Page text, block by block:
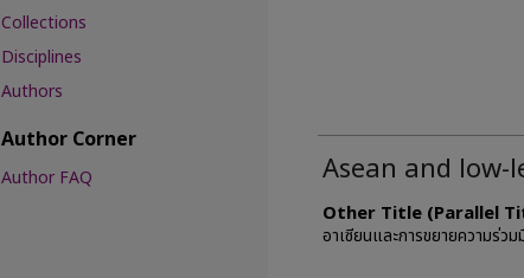
Asean and low-
Other Title (Parallel
อาเซียนและการขยายความร่ว
Collections
Disciplines
Authors
Author Corner
Author FAQ